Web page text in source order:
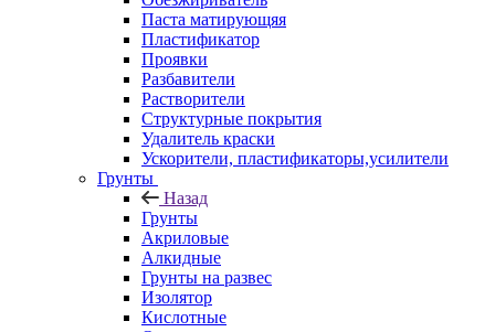
Паста матирующяя
Пластификатор
Проявки
Разбавители
Растворители
Структурные покрытия
Удалитель краски
Ускорители, пластификаторы,усилители
Грунты
Назад
Грунты
Акриловые
Алкидные
Грунты на развес
Изолятор
Кислотные